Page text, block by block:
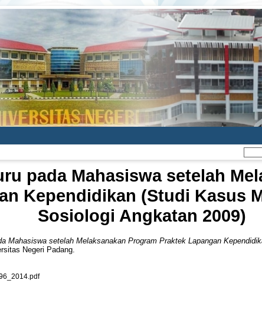
pada Mahasiswa setelah
Kependidikan (Studi Kasus
Sosiologi Angkatan 2009)
Mahasiswa setelah Melaksanakan Program Praktek Lapangan
Negeri Padang.